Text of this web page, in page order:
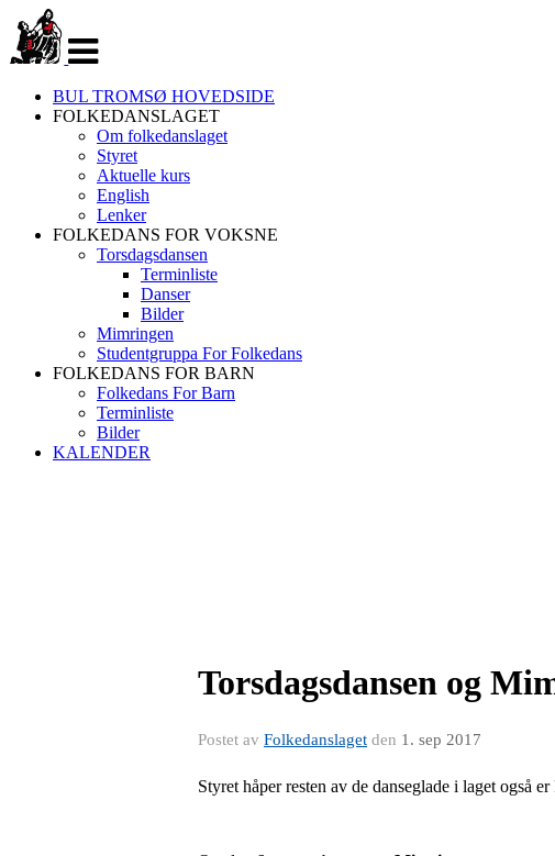
navigasjon
BUL TROMSØ HOVEDSIDE
FOLKEDANSLAGET
Om folkedanslaget
Styret
Aktuelle kurs
English
Lenker
FOLKEDANS FOR VOKSNE
Torsdagsdansen
Terminliste
Danser
Bilder
Mimringen
Studentgruppa For Folkedans
FOLKEDANS FOR BARN
Folkedans For Barn
Terminliste
Bilder
KALENDER
Torsdagsdansen og
Postet av Folkedanslaget den 1. sep 2017
Styret håper resten av de danseglade i laget også